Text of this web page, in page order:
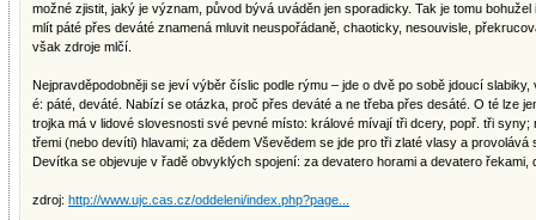
možné zjistit, jaký je význam, původ bývá uváděn jen sporadicky. Tak je tomu
mlít páté přes deváté znamená mluvit neuspořádaně, chaoticky, nesouvisle,
však zdroje mlčí.
Nejpravděpodobněji se jeví výběr číslic podle rýmu – jde o dvě po sobě jdoucí
é: páté, deváté. Nabízí se otázka, proč přes deváté a ne třeba přes desáté. O té lze
trojka má v lidové slovesnosti své pevné místo: králové mívají tři dcery, popř. tři syny;
třemi (nebo devíti) hlavami; za dědem Vševědem se jde pro tři zlaté vlasy a provolává
Devítka se objevuje v řadě obvyklých spojení: za devatero horami a devatero řekami,
zdroj: http://www.ujc.cas.cz/oddeleni/index.php?page...